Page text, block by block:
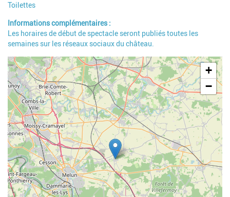
Toilettes
Informations complémentaires
Les horaires de début de spectacle seront publiés toutes les
semaines sur les réseaux sociaux du château.
Geolocalisation
+
−